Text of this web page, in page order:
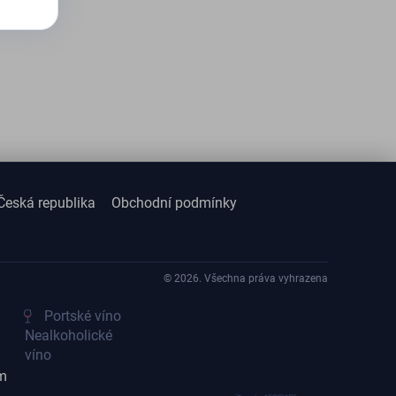
republika Obchodní podmínky
© 2026. Všechna práva vyhrazena
Portské víno
Nealkoholické
víno